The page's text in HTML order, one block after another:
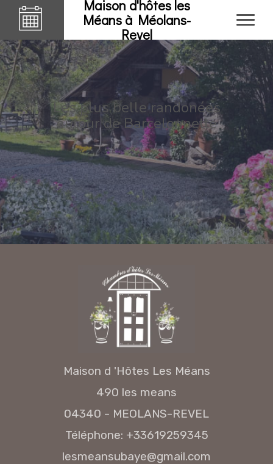
Maison d'hôtes les
Méans à Méolans-
Revel
Les plus belle randonées
autour de Barcelonnette
Maison d 'Hôtes Les Méans
490 les means
04340 - MEOLANS-REVEL
Téléphone: +33619259345
lesmeansubaye@gmail.com